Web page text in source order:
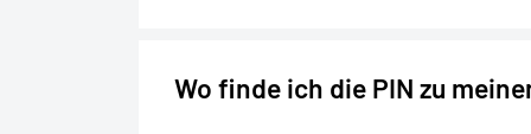
Wo finde ich die PIN zu